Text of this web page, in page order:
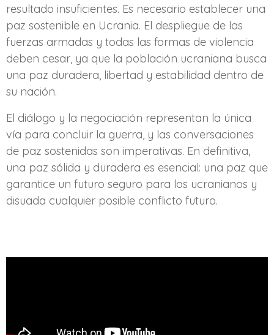
resultado insuficientes. Es necesario establecer una
paz sostenible en Ucrania. El despliegue de las
fuerzas armadas y todas las formas de violencia
deben cesar, ya que la población ucraniana busca
una paz duradera, libertad y estabilidad dentro de
su nación.
El diálogo y la negociación representan la única
vía para concluir la guerra, y las conversaciones
de paz sostenidas son imperativas. En definitiva,
una paz sólida y duradera es esencial: una paz que
garantice un futuro seguro para los ucranianos y
disuada cualquier posible conflicto futuro.